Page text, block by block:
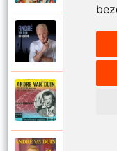
Andre Van
Stoelen